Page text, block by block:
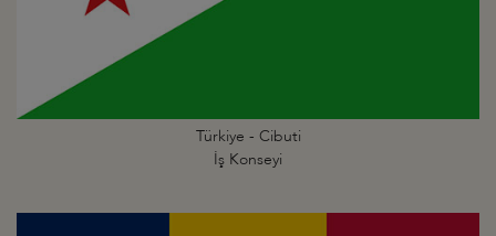
Türkiye - Cibuti
İş Konseyi